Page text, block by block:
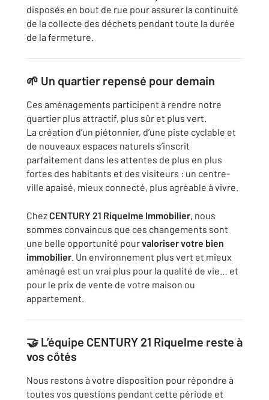
disposés en bout de rue pour assurer la continuité
de la collecte des déchets pendant toute la durée
de la fermeture.
🌱 Un quartier repensé pour demain
Ces aménagements participent à rendre notre
quartier plus attractif, plus sûr et plus vert.
La création d’un piétonnier, d’une piste cyclable et
de nouveaux espaces naturels s’inscrit
parfaitement dans les attentes de plus en plus
fortes des habitants et des visiteurs : un centre-
ville apaisé, mieux connecté, plus agréable à vivre.
ChezCENTURY 21 Riquelme Immobilier, nous
sommes convaincus que ces changements sont
une belle opportunité pourvaloriser votre bien
immobilier. Un environnement plus vert et mieux
aménagé est un vrai plus pour la qualité de vie… et
pour le prix de vente de votre maison ou
appartement.
🤝 L’équipe CENTURY 21 Riquelme reste à
vos côtés
Nous restons à votre disposition pour répondre à
toutes vos questions pendant cette période et